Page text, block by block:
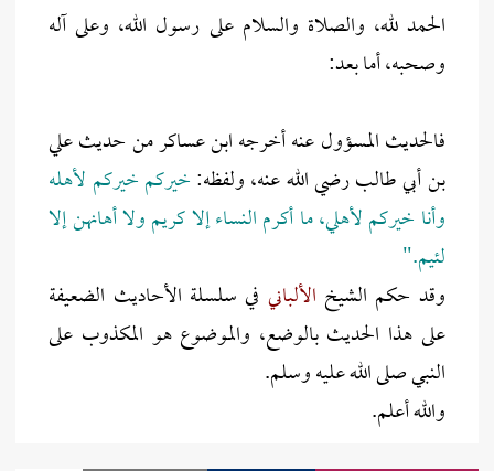
الحمد لله، والصلاة والسلام على رسول الله، وعلى آله
وصحبه، أما بعد:
فالحديث المسؤول عنه أخرجه ابن عساكر من حديث علي
بن أبي طالب رضي الله عنه، ولفظه:خيركم خيركم لأهله
وأنا خيركم لأهلي، ما أكرم النساء إلا كريم ولا أهانهن إلا
لئيم."
وقد حكم الشيخ الألباني في سلسلة الأحاديث الضعيفة
على هذا الحديث بالوضع، والموضوع هو المكذوب على
النبي صلى الله عليه وسلم.
والله أعلم.